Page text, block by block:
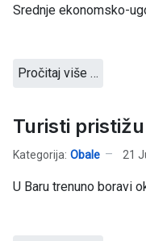
Srednje ekonomsko-
Pročitaj više …
Turisti
Kategorija: Obale 21
U Baru trenuno boravi